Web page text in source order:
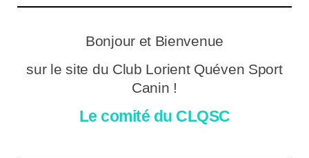
Bonjour et Bienvenue
sur le site du Club Lorient Quéven Sport
Canin !
Le comité du CLQSC